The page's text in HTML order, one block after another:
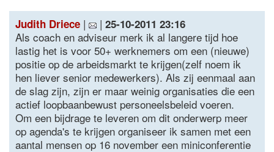
Judith Driece | | 25-10-2011 23:16
Als coach en adviseur merk ik al langere tijd hoe
lastig het is voor 50+ werknemers om een (nieuwe)
positie op de arbeidsmarkt te krijgen(zelf noem ik
hen liever senior medewerkers). Als zij eenmaal aan
de slag zijn, zijn er maar weinig organisaties die een
actief loopbaanbewust personeelsbeleid voeren.
Om een bijdrage te leveren om dit onderwerp meer
op agenda's te krijgen organiseer ik samen met een
aantal mensen op 16 november een miniconferentie